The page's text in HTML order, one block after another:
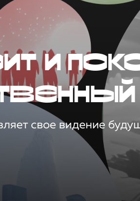
и
свое видение